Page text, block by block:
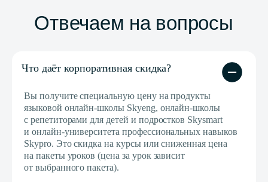
Что даёт корпоративная скидка?
Вы получите специальную цену на продукты
языковой онлайн-школы Skyeng, онлайн-школы
с репетиторами для детей и подростков Skysmart
и онлайн-университета профессиональных навыков
Skypro. Это скидка на курсы или сниженная цена
на пакеты уроков (цена за урок зависит
от выбранного пакета).